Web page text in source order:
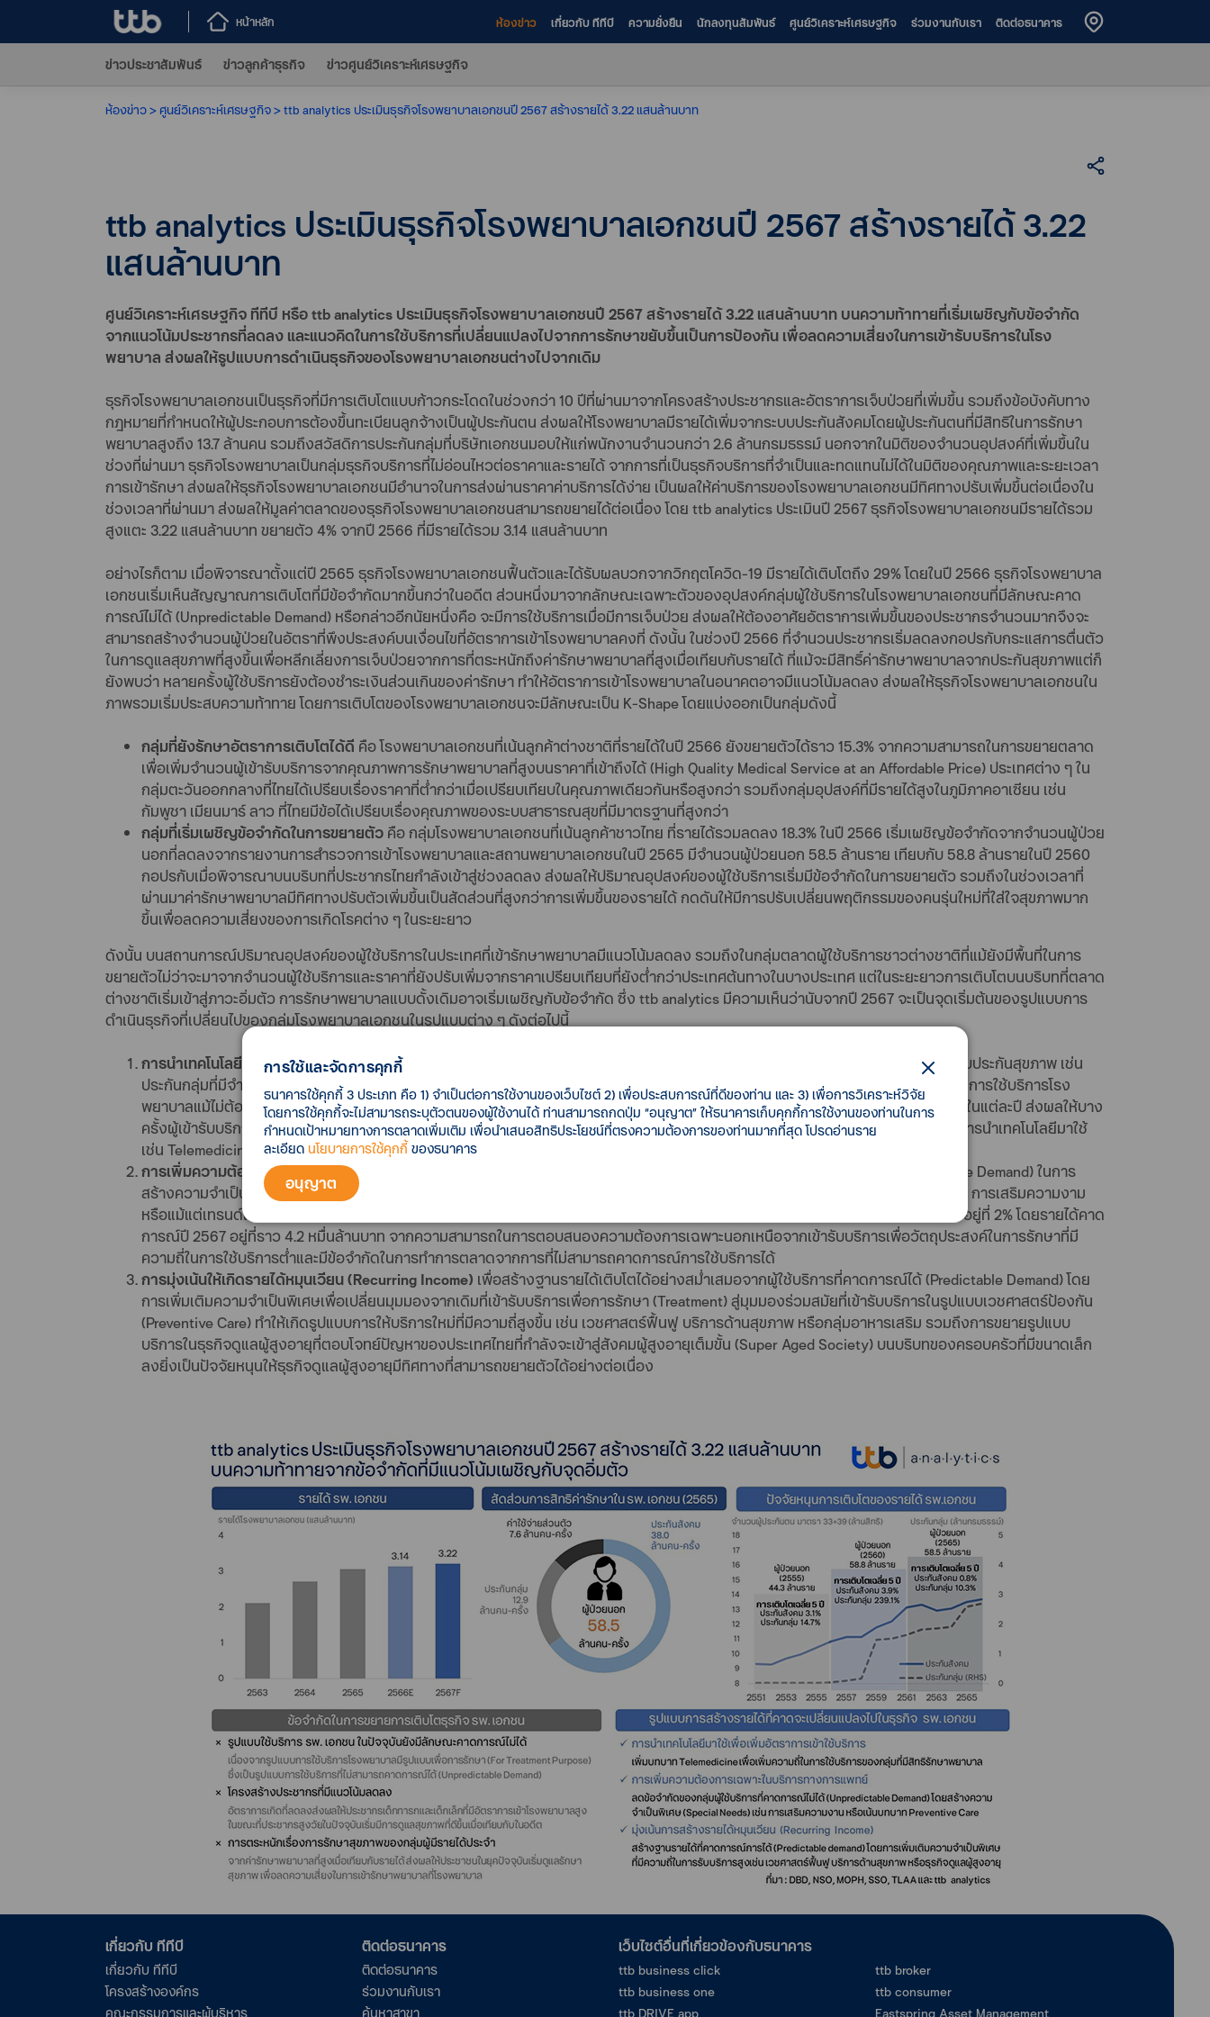
หน้าหลัก ห้องข่าว เกี่ยวกับ ทีทีบี ความยั่งยืน นักลงทุนสัมพันธ์ ศูนย์วิเคราะห์เศรษฐกิจ ร่วมงานกับเรา ติดต่อธนาคาร
ข่าวประชาสัมพันธ์ ข่าวลูกค้าธุรกิจ ข่าวศูนย์วิเคราะห์เศรษฐกิจ
ห้องข่าว ศูนย์วิเคราะห์เศรษฐกิจ ttb analytics ประเมินธุรกิจโรงพยาบาลเอกชนปี 2567 สร้างรายได้ 3.22 แสนล้านบาท
ttb analytics ประเมินธุรกิจโรงพยาบาลเอกชนปี 2567 สร้างรายได้ 3.22
แสนล้านบาท
ศูนย์วิเคราะห์เศรษฐกิจ ทีทีบี หรือ ttb analytics ประเมินธุรกิจโรงพยาบาลเอกชนปี 2567 สร้างรายได้ 3.22 แสนล้านบาท บนความท้าทายที่เริ่มเผชิญกับข้อจำกัด
จากแนวโน้มประชากรที่ลดลง และแนวคิดในการใช้บริการที่เปลี่ยนแปลงไปจากการรักษาขยับขึ้นเป็นการป้องกัน เพื่อลดความเสี่ยงในการเข้ารับบริการในโรง
พยาบาล ส่งผลให้รูปแบบการดำเนินธุรกิจของโรงพยาบาลเอกชนต่างไปจากเดิม
ธุรกิจโรงพยาบาลเอกชนเป็นธุรกิจที่มีการเติบโตแบบก้าวกระโดดในช่วงกว่า 10 ปีที่ผ่านมาจากโครงสร้างประชากรและอัตราการเจ็บป่วยที่เพิ่มขึ้น รวมถึงข้อบังคับทาง
กฎหมายที่กำหนดให้ผู้ประกอบการต้องขึ้นทะเบียนลูกจ้างเป็นผู้ประกันตน ส่งผลให้โรงพยาบาลมีรายได้เพิ่มจากระบบประกันสังคมโดยผู้ประกันตนที่มีสิทธิในการรักษา
พยาบาลสูงถึง 13.7 ล้านคน รวมถึงสวัสดิการประกันกลุ่มที่บริษัทเอกชนมอบให้แก่พนักงานจำนวนกว่า 2.6 ล้านกรมธรรม์ นอกจากในมิติของจำนวนอุปสงค์ที่เพิ่มขึ้นใน
ช่วงที่ผ่านมา ธุรกิจโรงพยาบาลเป็นกลุ่มธุรกิจบริการที่ไม่อ่อนไหวต่อราคาและรายได้ จากการที่เป็นธุรกิจบริการที่จำเป็นและทดแทนไม่ได้ในมิติของคุณภาพและระยะเวลา
การเข้ารักษา ส่งผลให้ธุรกิจโรงพยาบาลเอกชนมีอำนาจในการส่งผ่านราคาค่าบริการได้ง่าย เป็นผลให้ค่าบริการของโรงพยาบาลเอกชนมีทิศทางปรับเพิ่มขึ้นต่อเนื่องใน
ช่วงเวลาที่ผ่านมา ส่งผลให้มูลค่าตลาดของธุรกิจโรงพยาบาลเอกชนสามารถขยายได้ต่อเนื่อง โดย ttb analytics ประเมินปี 2567 ธุรกิจโรงพยาบาลเอกชนมีรายได้รวม
สูงแตะ 3.22 แสนล้านบาท ขยายตัว 4% จากปี 2566 ที่มีรายได้รวม 3.14 แสนล้านบาท
อย่างไรก็ตาม เมื่อพิจารณาตั้งแต่ปี 2565 ธุรกิจโรงพยาบาลเอกชนฟื้นตัวและได้รับผลบวกจากวิกฤตโควิด-19 มีรายได้เติบโตถึง 29% โดยในปี 2566 ธุรกิจโรงพยาบาล
เอกชนเริ่มเห็นสัญญาณการเติบโตที่มีข้อจำกัดมากขึ้นกว่าในอดีต ส่วนหนึ่งมาจากลักษณะเฉพาะตัวของอุปสงค์กลุ่มผู้ใช้บริการในโรงพยาบาลเอกชนที่มีลักษณะคาด
การณ์ไม่ได้ (Unpredictable Demand) หรือกล่าวอีกนัยหนึ่งคือ จะมีการใช้บริการเมื่อมีการเจ็บป่วย ส่งผลให้ต้องอาศัยอัตราการเพิ่มขึ้นของประชากรจำนวนมากจึงจะ
สามารถสร้างจำนวนผู้ป่วยในอัตราที่พึงประสงค์บนเงื่อนไขที่อัตราการเข้าโรงพยาบาลคงที่ ดังนั้น ในช่วงปี 2566 ที่จำนวนประชากรเริ่มลดลงกอปรกับกระแสการตื่นตัว
ในการดูแลสุขภาพที่สูงขึ้นเพื่อหลีกเลี่ยงการเจ็บป่วยจากการที่ตระหนักถึงค่ารักษาพยาบาลที่สูงเมื่อเทียบกับรายได้ ที่แม้จะมีสิทธิ์ค่ารักษาพยาบาลจากประกันสุขภาพแต่ก็
ยังพบว่า หลายครั้งผู้ใช้บริการยังต้องชำระเงินส่วนเกินของค่ารักษา ทำให้อัตราการเข้าโรงพยาบาลในอนาคตอาจมีแนวโน้มลดลง ส่งผลให้ธุรกิจโรงพยาบาลเอกชนใน
ภาพรวมเริ่มประสบความท้าทาย โดยการเติบโตของโรงพยาบาลเอกชนจะมีลักษณะเป็น K-Shape โดยแบ่งออกเป็นกลุ่มดังนี้
กลุ่มที่ยังรักษาอัตราการเติบโตได้ดี คือ โรงพยาบาลเอกชนที่เน้นลูกค้าต่างชาติที่รายได้ในปี 2566 ยังขยายตัวได้ราว 15.3% จากความสามารถในการขยายตลาด
เพื่อเพิ่มจำนวนผู้เข้ารับบริการจากคุณภาพการรักษาพยาบาลที่สูงบนราคาที่เข้าถึงได้ (High Quality Medical Service at an Affordable Price) ประเทศต่าง ๆ ใน
กลุ่มตะวันออกกลางที่ไทยได้เปรียบเรื่องราคาที่ต่ำกว่าเมื่อเปรียบเทียบในคุณภาพเดียวกันหรือสูงกว่า รวมถึงกลุ่มอุปสงค์ที่มีรายได้สูงในภูมิภาคอาเซียน เช่น
กัมพูชา เมียนมาร์ ลาว ที่ไทยมีข้อได้เปรียบเรื่องคุณภาพของระบบสาธารณสุขที่มีมาตรฐานที่สูงกว่า
กลุ่มที่เริ่มเผชิญข้อจำกัดในการขยายตัว คือ กลุ่มโรงพยาบาลเอกชนที่เน้นลูกค้าชาวไทย ที่รายได้รวมลดลง 18.3% ในปี 2566 เริ่มเผชิญข้อจำกัดจากจำนวนผู้ป่วย
นอกที่ลดลงจากรายงานการสำรวจการเข้าโรงพยาบาลและสถานพยาบาลเอกชนในปี 2565 มีจำนวนผู้ป่วยนอก 58.5 ล้านราย เทียบกับ 58.8 ล้านรายในปี 2560
กอปรกับเมื่อพิจารณาบนบริบทที่ประชากรไทยกำลังเข้าสู่ช่วงลดลง ส่งผลให้ปริมาณอุปสงค์ของผู้ใช้บริการเริ่มมีข้อจำกัดในการขยายตัว รวมถึงในช่วงเวลาที่
ผ่านมาค่ารักษาพยาบาลมีทิศทางปรับตัวเพิ่มขึ้นเป็นสัดส่วนที่สูงกว่าการเพิ่มขึ้นของรายได้ กดดันให้มีการปรับเปลี่ยนพฤติกรรมของคนรุ่นใหม่ที่ใส่ใจสุขภาพมาก
ขึ้นเพื่อลดความเสี่ยงของการเกิดโรคต่าง ๆ ในระยะยาว
ดังนั้น บนสถานการณ์ปริมาณอุปสงค์ของผู้ใช้บริการในประเทศที่เข้ารักษาพยาบาลมีแนวโน้มลดลง รวมถึงในกลุ่มตลาดผู้ใช้บริการชาวต่างชาติที่แม้ยังมีพื้นที่ในการ
ขยายตัวไม่ว่าจะมาจากจำนวนผู้ใช้บริการและราคาที่ยังปรับเพิ่มจากราคาเปรียบเทียบที่ยังต่ำกว่าประเทศต้นทางในบางประเทศ แต่ในระยะยาวการเติบโตบนบริบทที่ตลาด
ต่างชาติเริ่มเข้าสู่ภาวะอิ่มตัว การรักษาพยาบาลแบบดั้งเดิมอาจเริ่มเผชิญกับข้อจำกัด ซึ่ง ttb analytics มีความเห็นว่านับจากปี 2567 จะเป็นจุดเริ่มต้นของรูปแบบการ
ดำเนินธุรกิจที่เปลี่ยนไปของกลุ่มโรงพยาบาลเอกชนในรูปแบบต่าง ๆ ดังต่อไปนี้
การนำเทคโนโลยีมาใช้เพื่อเพิ่มอัตราการเข้าใช้บริการ
เนื่องจาก ปัจจุบันโครงสร้างรายได้ของกลุ่มโรงพยาบาลเอกชน ส่วนหนึ่งมาจากระบบประกันสุขภาพ เช่น
ประกันกลุ่มที่มีจำนวนกรมธรรม์สูงถึง 6 ล้านฉบับ ซึ่งตามสถิติ ผู้มีประกันกลุ่มเข้ารับบริการโรงพยาบาลเฉลี่ย 5.7 ครั้งต่อปี แต่อย่างไรก็ตามการใช้บริการโรง
พยาบาลแม้ไม่ต้องเสียค่ารักษาพยาบาลกลับมีต้นทุนแฝงอื่น เช่น ค่าเดินทาง และการลางานที่อาจกระทบต่อผลการประเมินประสิทธิภาพงานในแต่ละปี ส่งผลให้บาง
ครั้งผู้เข้ารับบริการที่มีอาการเจ็บป่วยเล็กน้อย (Minor Illnesses) อาจเลือกไม่เข้ารับบริการ ถึงแม้ตนมีสิทธิในการเข้ารับการรักษา ส่งผลให้การนำเทคโนโลยีมาใช้
เช่น Telemedicine สามารถเพิ่มความถี่ของการเข้ารับบริการให้เพิ่มสูงขึ้นแม้อาจไม่ได้เพิ่มในจำนวนของผู้รับบริการก็ตาม
การเพิ่มความต้องการเฉพาะของบริการทางการแพทย์
เพื่อลดข้อจำกัดเรื่องอุปสงค์ของกลุ่มผู้ใช้บริการที่คาดการณ์ไม่ได้ (Unpredictable Demand) ในการ
สร้างความจำเป็นพิเศษ (Special Needs) เพื่อรับบริการทางการแพทย์ ตัวอย่างเช่น ในกลุ่มโรงพยาบาลและคลินิกเฉพาะทาง เช่น การบำบัด การเสริมความงาม
หรือแม้แต่เทรนด์เพื่อหลีกเลี่ยงการเจ็บป่วยด้วยเวชศาสตร์ป้องกัน (Preventive Care) ที่รายได้เติบโตด้วยอัตราเร่งที่ค่าเฉลี่ยย้อนหลัง 3 ปี อยู่ที่ 2% โดยรายได้คาด
การณ์ปี 2567 อยู่ที่ราว 4.2 หมื่นล้านบาท จากความสามารถในการตอบสนองความต้องการเฉพาะนอกเหนือจากเข้ารับบริการเพื่อวัตถุประสงค์ในการรักษาที่มี
ความถี่ในการใช้บริการต่ำและมีข้อจำกัดในการทำการตลาดจากการที่ไม่สามารถคาดการณ์การใช้บริการได้
การมุ่งเน้นให้เกิดรายได้หมุนเวียน (Recurring Income) เพื่อสร้างฐานรายได้เติบโตได้อย่างสม่ำเสมอจากผู้ใช้บริการที่คาดการณ์ได้ (Predictable Demand) โดย
การเพิ่มเติมความจำเป็นพิเศษเพื่อเปลี่ยนมุมมองจากเดิมที่เข้ารับบริการเพื่อการรักษา (Treatment) สู่มุมมองร่วมสมัยที่เข้ารับบริการในรูปแบบเวชศาสตร์ป้องกัน
(Preventive Care) ทำให้เกิดรูปแบบการให้บริการใหม่ที่มีความถี่สูงขึ้น เช่น เวชศาสตร์ฟื้นฟู บริการด้านสุขภาพ หรือกลุ่มอาหารเสริม รวมถึงการขยายรูปแบบ
บริการในธุรกิจดูแลผู้สูงอายุที่ตอบโจทย์ปัญหาของประเทศไทยที่กำลังจะเข้าสู่สังคมผู้สูงอายุเต็มขั้น (Super Aged Society) บนบริบทของครอบครัวที่มีขนาดเล็ก
ลงยิ่งเป็นปัจจัยหนุนให้ธุรกิจดูแลผู้สูงอายุมีทิศทางที่สามารถขยายตัวได้อย่างต่อเนื่อง
การใช้และจัดการคุกกี้
ธนาคารใช้คุกกี้ 3 ประเภท คือ 1) จำเป็นต่อการใช้งานของเว็บไซต์ 2) เพื่อประสบการณ์ที่ดีของท่าน และ 3) เพื่อการวิเคราะห์วิจัย
โดยการใช้คุกกี้จะไม่สามารถระบุตัวตนของผู้ใช้งานได้ ท่านสามารถกดปุ่ม “อนุญาต” ให้ธนาคารเก็บคุกกี้การใช้งานของท่านในการ
กำหนดเป้าหมายทางการตลาดเพิ่มเติม เพื่อนำเสนอสิทธิประโยชน์ที่ตรงความต้องการของท่านมากที่สุด โปรดอ่านราย
ละเอียด นโยบายการใช้คุกกี้ของธนาคาร
อนุญาต
เกี่ยวกับ ทีทีบี
เกี่ยวกับ ทีทีบี
โครงสร้างองค์กร
คณะกรรมการและผู้บริหาร
ติดต่อธนาคาร
ติดต่อธนาคาร
ร่วมงานกับเรา
ค้นหาสาขา
เว็บไซต์อื่นที่เกี่ยวข้องกับธนาคาร
ttb business click
ttb business one
ttb DRIVE app
ttb broker
ttb consumer
Eastspring Asset Management